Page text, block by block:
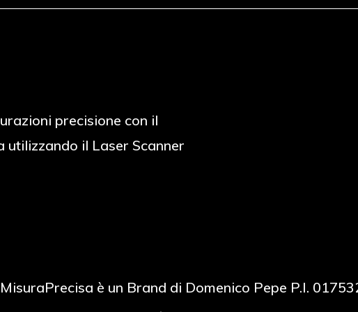
precisione con il
utilizzando il Laser Scanner
MisuraPrecisa è un Brand di Domenico Pepe P.I.